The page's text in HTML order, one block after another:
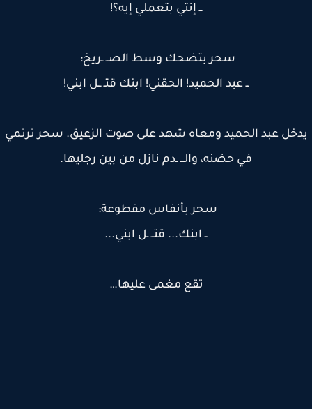
ــ إنتي بتعملي إيه؟!
سحر بتضحك وسط الصــ ـريخ:
ــ عبد الحميد! الحقني! ابنك قتـ ــل ابني!
عبد الحميد ومعاه شهد على صوت الزعيق. سحر ترتمي
في حضنه، والـــ ـدم نازل من بين رجليها.
سحر بأنفاس مقطوعة:
ــ ابنك... قتــ ـل ابني...
تقع مغمى عليها…